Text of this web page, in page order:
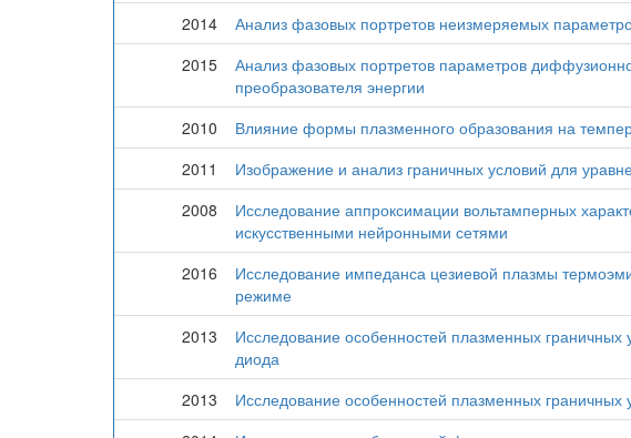
2014 Анализ фазовых портретов неизмеряемых
2015
Анализ фазовых портретов параметров
преобразователя энергии
2010 Влияние формы плазменного образования на
2011
Изображение и анализ граничных условий для
2008
Исследование аппроксимации вольтамперных
искусственными нейронными сетями
2016
Исследование импеданса цезиевой плазмы
режиме
2013
Исследование особенностей плазменных граничных
диода
2013 Исследование особенностей плазменных